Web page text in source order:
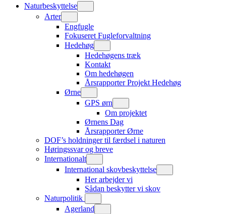
Naturbeskyttelse
Arter
Engfugle
Fokuseret Fugleforvaltning
Hedehøg
Hedehøgens træk
Kontakt
Om hedehøgen
Årsrapporter Projekt Hedehøg
Ørne
GPS ørn
Om projektet
Ørnens Dag
Årsrapporter Ørne
DOF’s holdninger til færdsel i naturen
Høringssvar og breve
Internationalt
International skovbeskyttelse
Her arbejder vi
Sådan beskytter vi skov
Naturpolitik
Agerland